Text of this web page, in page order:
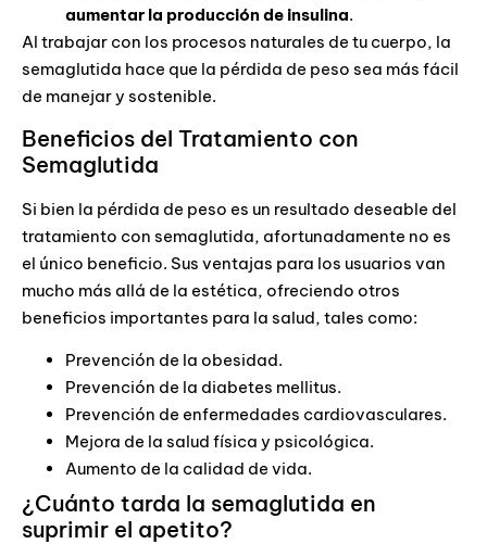
aumentar la producción de insulina.
Al trabajar con los procesos naturales de tu cuerpo, la
semaglutida hace que la pérdida de peso sea más fácil
de manejar y sostenible.
Beneficios del Tratamiento con
Semaglutida
Si bien la pérdida de peso es un resultado deseable del
tratamiento con semaglutida, afortunadamente no es
el único beneficio. Sus ventajas para los usuarios van
mucho más allá de la estética, ofreciendo otros
beneficios importantes para la salud, tales como:
Prevención de la obesidad.
Prevención de la diabetes mellitus.
Prevención de enfermedades cardiovasculares.
Mejora de la salud física y psicológica.
Aumento de la calidad de vida.
¿Cuánto tarda la semaglutida en
suprimir el apetito?